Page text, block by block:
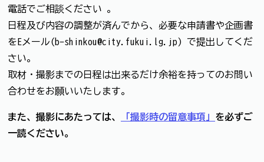
電話でご相談ください 。
日程及び内容の調整が済んでから、必要な申請書や企画書
をEメール(b-shinkou@city.fukui.lg.jp) で提出してくだ
さい。
取材・撮影までの日程は出来るだけ余裕を持ってのお問い
合わせをお願いいたします。
また、撮影にあたっては、 「撮影時の留意事項」 を必ずご
一読ください。